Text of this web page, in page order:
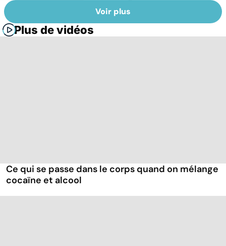
Voir plus
Plus de vidéos
Ce qui se passe dans le corps quand on mélange
cocaïne et alcool